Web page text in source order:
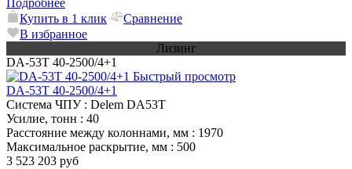
Подробнее
Купить в 1 клик
Сравнение
В избранное
Лизинг
DA-53T 40-2500/4+1
Быстрый просмотр
DA-53T 40-2500/4+1
Система ЧПУ: Delem DA53T
Усилие, тонн : 40
Расстояние между колоннами, мм : 1970
Максимальное раскрытие, мм : 500
3 523 203 руб